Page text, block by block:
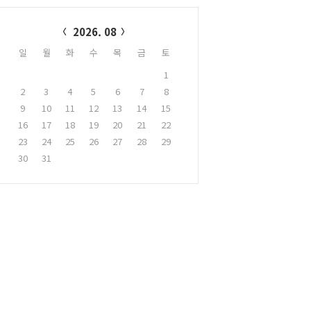
2026. 08
일 월 화 수 목 금
토
1
2
3 4 5 6 7
8
9
10 11 12 13 14
15
16
17 18 19 20 21
22
23
24 25 26 27 28
29
30
31